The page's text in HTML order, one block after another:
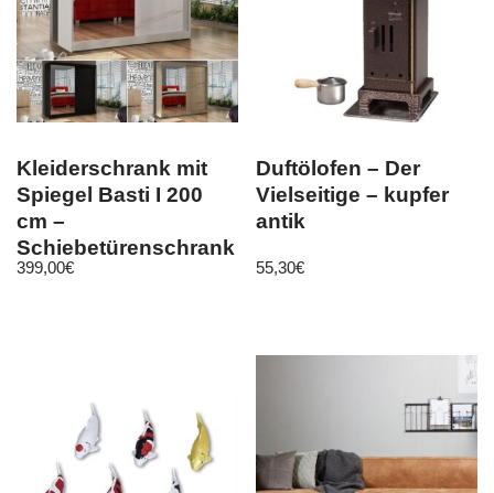
Kleiderschrank mit
Spiegel Basti I 200
cm –
Schiebetürenschrank
Schwebetürenschrank
399,00€
Duftölofen – Der
Vielseitige – kupfer
antik
55,30€